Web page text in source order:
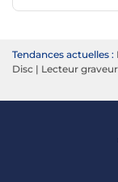
Tendances actuelles :
Disc | Lecteur